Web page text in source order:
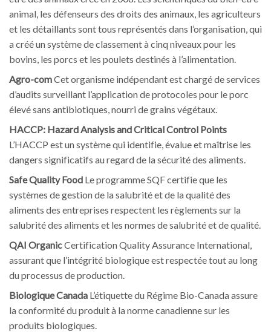
animal, les défenseurs des droits des animaux, les agriculteurs
et les détaillants sont tous représentés dans l’organisation, qui
a créé un système de classement à cinq niveaux pour les
bovins, les porcs et les poulets destinés à l’alimentation.
Agro-comCet organisme indépendant est chargé de services
d’audits surveillant l’application de protocoles pour le porc
élevé sans antibiotiques, nourri de grains végétaux.
HACCP: Hazard Analysis and Critical Control Points
L’HACCP est un système qui identifie, évalue et maîtrise les
dangers significatifs au regard de la sécurité des aliments.
Safe Quality Food Le programme SQF certifie que les
systèmes de gestion de la salubrité et de la qualité des
aliments des entreprises respectent les règlements sur la
salubrité des aliments et les normes de salubrité et de qualité.
QAI OrganicCertification Quality Assurance International,
assurant que l’intégrité biologique est respectée tout au long
du processus de production.
Biologique Canada L’étiquette du Régime Bio-Canada assure
la conformité du produit à la norme canadienne sur les
produits biologiques.